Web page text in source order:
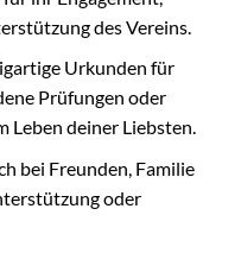
des Vereins.
Urkunden für
Prüfungen oder
Leben deiner Liebsten.
bei Freunden, Familie
oder